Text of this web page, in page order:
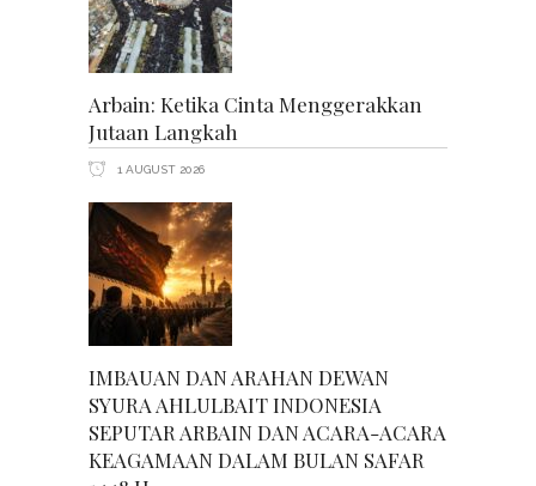
Arbain: Ketika Cinta Menggerakkan
Jutaan Langkah
1 AUGUST 2026
IMBAUAN DAN ARAHAN DEWAN
SYURA AHLULBAIT INDONESIA
SEPUTAR ARBAIN DAN ACARA-ACARA
KEAGAMAAN DALAM BULAN SAFAR